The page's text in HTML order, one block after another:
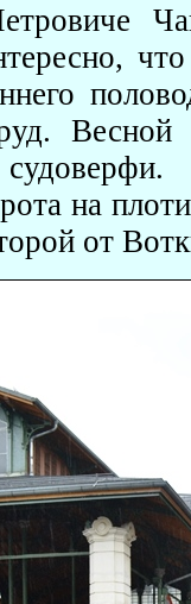
Весной
на
от